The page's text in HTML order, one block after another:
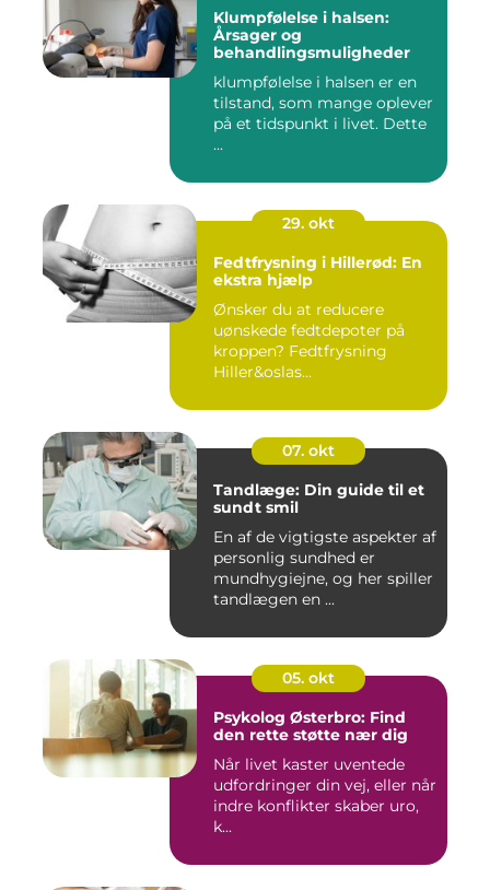
Klumpfølelse i halsen:
Årsager og
behandlingsmuligheder
klumpfølelse i halsen er en
tilstand, som mange oplever
på et tidspunkt i livet. Dette
...
29. okt
Fedtfrysning i Hillerød: En
ekstra hjælp
Ønsker du at reducere
uønskede fedtdepoter på
kroppen? Fedtfrysning
Hiller&oslas...
07. okt
Tandlæge: Din guide til et
sundt smil
En af de vigtigste aspekter af
personlig sundhed er
mundhygiejne, og her spiller
tandlægen en ...
05. okt
Psykolog Østerbro: Find
den rette støtte nær dig
Når livet kaster uventede
udfordringer din vej, eller når
indre konflikter skaber uro,
k...